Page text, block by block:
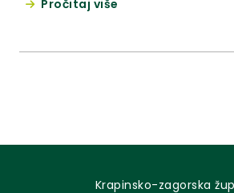
osnovne škole, čime će se
Pročitaj više
Krapinsko-zagorska